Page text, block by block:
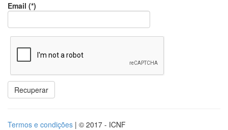
Email (*)
Termos e condições | © 2017 - ICNF